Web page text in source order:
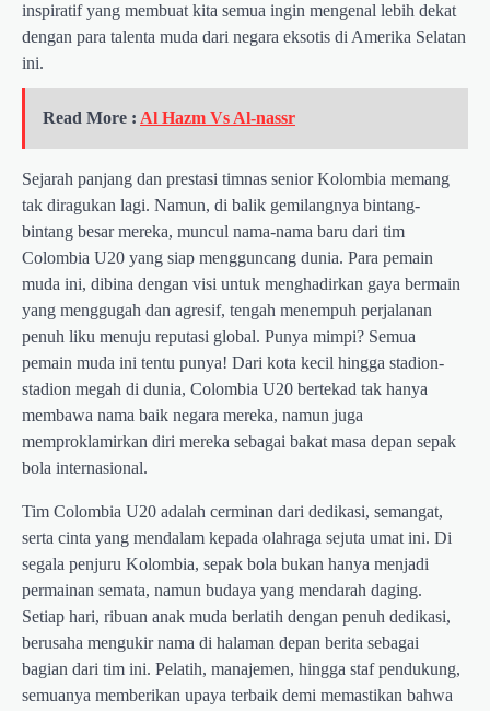
inspiratif yang membuat kita semua ingin mengenal lebih dekat
dengan para talenta muda dari negara eksotis di Amerika Selatan
ini.
Read More : Al Hazm Vs Al-nassr
Sejarah panjang dan prestasi timnas senior Kolombia memang
tak diragukan lagi. Namun, di balik gemilangnya bintang-
bintang besar mereka, muncul nama-nama baru dari tim
Colombia U20 yang siap mengguncang dunia. Para pemain
muda ini, dibina dengan visi untuk menghadirkan gaya bermain
yang menggugah dan agresif, tengah menempuh perjalanan
penuh liku menuju reputasi global. Punya mimpi? Semua
pemain muda ini tentu punya! Dari kota kecil hingga stadion-
stadion megah di dunia, Colombia U20 bertekad tak hanya
membawa nama baik negara mereka, namun juga
memproklamirkan diri mereka sebagai bakat masa depan sepak
bola internasional.
Tim Colombia U20 adalah cerminan dari dedikasi, semangat,
serta cinta yang mendalam kepada olahraga sejuta umat ini. Di
segala penjuru Kolombia, sepak bola bukan hanya menjadi
permainan semata, namun budaya yang mendarah daging.
Setiap hari, ribuan anak muda berlatih dengan penuh dedikasi,
berusaha mengukir nama di halaman depan berita sebagai
bagian dari tim ini. Pelatih, manajemen, hingga staf pendukung,
semuanya memberikan upaya terbaik demi memastikan bahwa